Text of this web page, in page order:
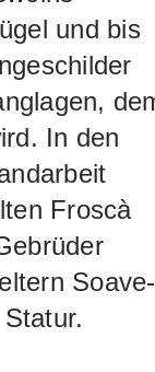
zählt zu
und bis
In den
Froscà
Soave-